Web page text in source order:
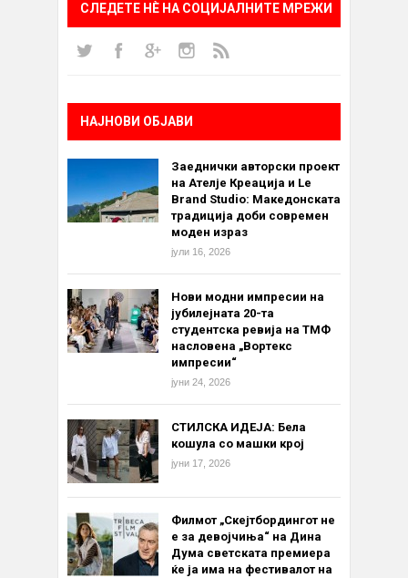
СЛЕДЕТЕ НÈ НА СОЦИЈАЛНИТЕ МРЕЖИ
НАЈНОВИ ОБЈАВИ
Заеднички авторски проект
на Ателје Креација и Le
Brand Studio: Македонската
традиција доби современ
моден израз
јули 16, 2026
Нови модни импресии на
јубилејната 20-та
студентска ревија на ТМФ
насловена „Вортекс
импресии“
јуни 24, 2026
СТИЛСКА ИДЕЈА: Бела
кошула со машки крој
јуни 17, 2026
Филмот „Скејтбордингот не
е за девојчиња“ на Дина
Дума светската премиера
ќе ја има на фестивалот на